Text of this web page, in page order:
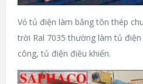
Vỏ tủ điện làm bằng tôn thép
trời Ral 7035 thường làm tủ
công, tủ điện điều khiển.